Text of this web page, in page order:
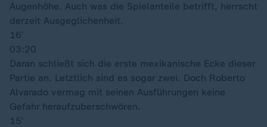
Augenhöhe. Auch was die Spielanteile betrifft, herrscht
derzeit Ausgeglichenheit.
16′
03:20
Daran schließt sich die erste mexikanische Ecke dieser
Partie an. Letztlich sind es sogar zwei. Doch Roberto
Alvarado vermag mit seinen Ausführungen keine
Gefahr heraufzuberschwören.
15′